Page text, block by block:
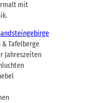
mit
Tafelberge
Jahreszeiten